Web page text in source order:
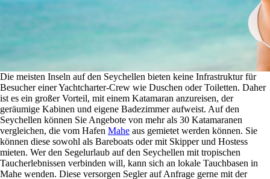
Die meisten Inseln auf den Seychellen bieten keine Infrastruktur für
Besucher einer Yachtcharter-Crew wie Duschen oder Toiletten. Daher
ist es ein großer Vorteil, mit einem Katamaran anzureisen, der
geräumige Kabinen und eigene Badezimmer aufweist. Auf den
Seychellen können Sie Angebote von mehr als 30 Katamaranen
vergleichen, die vom Hafen Mahe aus gemietet werden können. Sie
können diese sowohl als Bareboats oder mit Skipper und Hostess
mieten. Wer den Segelurlaub auf den Seychellen mit tropischen
Taucherlebnissen verbinden will, kann sich an lokale Tauchbasen in
Mahe wenden. Diese versorgen Segler auf Anfrage gerne mit der